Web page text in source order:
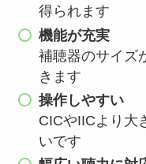
得られます
機能が充実
補聴器のサイズ
きます
操作しやすい
CICやIICより大
いです